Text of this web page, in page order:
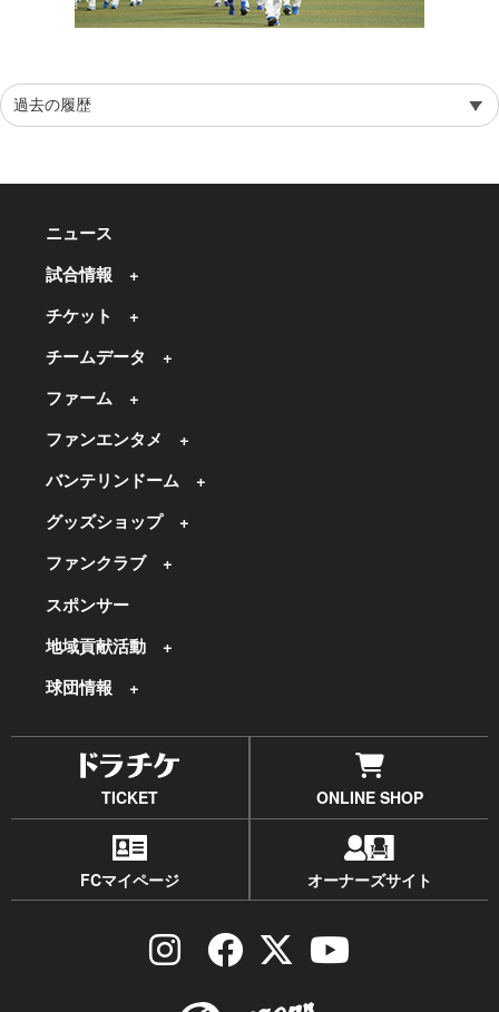
ニュース
試合情報
チケット
チームデータ
ファーム
ファンエンタメ
バンテリンドーム
グッズショップ
ファンクラブ
スポンサー
地域貢献活動
球団情報
TICKET ONLINE SHOP
FCマイページ オーナーズサイト